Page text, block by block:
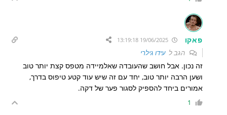
פאקו 19/06/2025 13:19:18
הגב לעידו גילרי
זה נכון. אבל חושב שהעובדה שאלמיידה מטפס קצת יותר טוב
ושען הרבה יותר טוב, יחד עם זה שיש עוד קטע טיפוס בדרך,
אמורים ביחד להספיק לסגור פער של דקה.
1